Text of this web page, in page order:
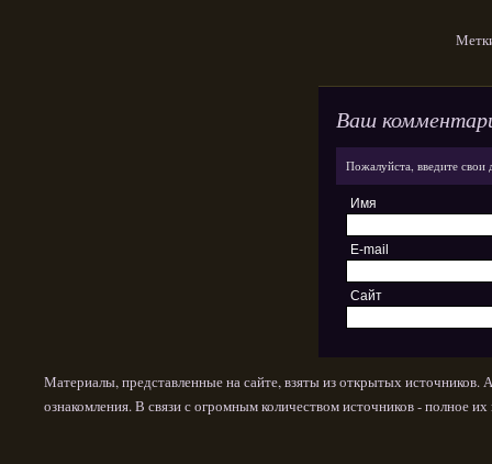
Ваш
Пожалуйста, введите
Имя
E-mail
Сайт
Материалы, представленные на сайте, взяты из открытых
ознакомления. В связи с огромным количеством источников - полное